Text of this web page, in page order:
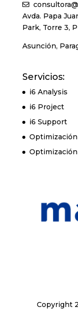
Avda. Papa
Park, Torre 3,
Asunción,
Servicios:
i6 Analysis
i6 Project
i6 Support
Copyright